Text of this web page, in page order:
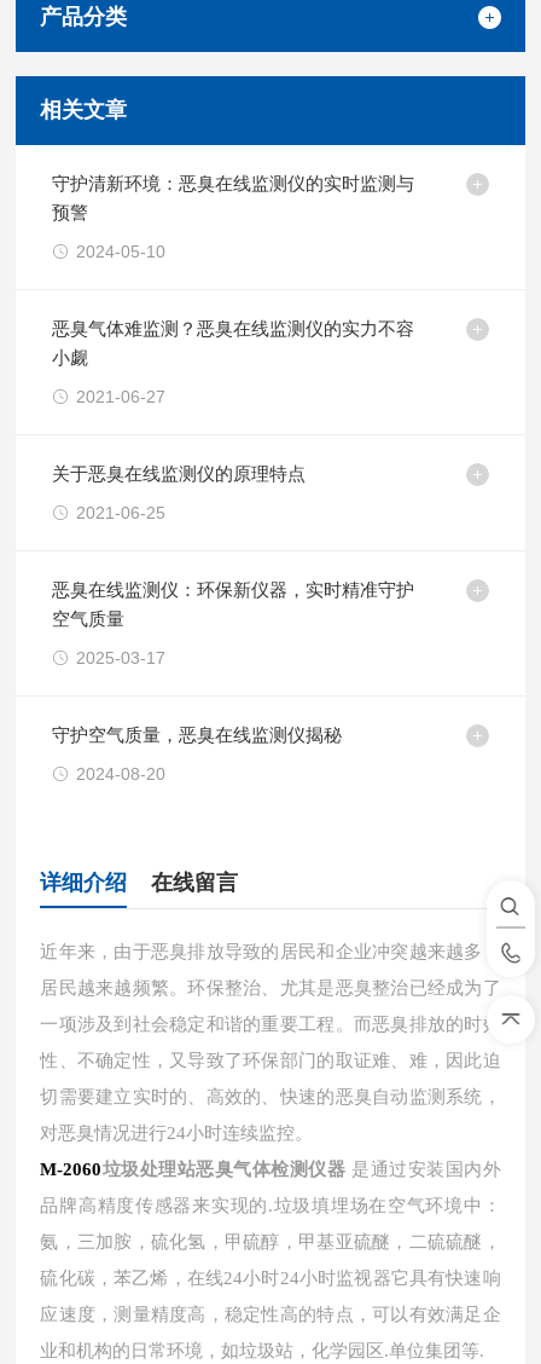
产品分类
相关文章
守护清新环境：恶臭在线监测仪的实时监测与
预警
2024-05-10
恶臭气体难监测？恶臭在线监测仪的实力不容
小觑
2021-06-27
关于恶臭在线监测仪的原理特点
2021-06-25
恶臭在线监测仪：环保新仪器，实时精准守护
空气质量
2025-03-17
守护空气质量，恶臭在线监测仪揭秘
2024-08-20
详细介绍 在线留言
近年来，由于恶臭排放导致的居民和企业冲突越来越多，
居民越来越频繁。环保整治、尤其是恶臭整治已经成为了
一项涉及到社会稳定和谐的重要工程。而恶臭排放的时效
性、不确定性，又导致了环保部门的取证难、难，因此迫
切需要建立实时的、高效的、快速的恶臭自动监测系统，
对恶臭情况进行24小时连续监控。
M-2060垃圾处理站恶臭气体检测仪器 是通过安装国内外
品牌高精度传感器来实现的.垃圾填埋场在空气环境中：
氨，三加胺，硫化氢，甲硫醇，甲基亚硫醚，二硫硫醚，
硫化碳，苯乙烯，在线24小时24小时监视器它具有快速响
应速度，测量精度高，稳定性高的特点，可以有效满足企
业和机构的日常环境，如垃圾站，化学园区.单位集团等.